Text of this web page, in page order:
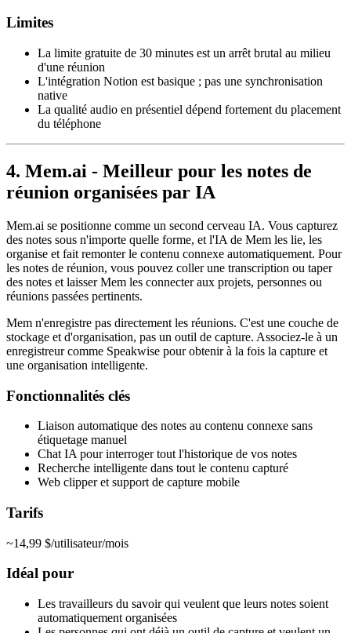
Limites
La limite gratuite de 30 minutes est un arrêt brutal au milieu
d'une réunion
L'intégration Notion est basique ; pas une synchronisation
native
La qualité audio en présentiel dépend fortement du placement
du téléphone
4. Mem.ai - Meilleur pour les notes de
réunion organisées par IA
Mem.ai se positionne comme un second cerveau IA. Vous capturez
des notes sous n'importe quelle forme, et l'IA de Mem les lie, les
organise et fait remonter le contenu connexe automatiquement. Pour
les notes de réunion, vous pouvez coller une transcription ou taper
des notes et laisser Mem les connecter aux projets, personnes ou
réunions passées pertinents.
Mem n'enregistre pas directement les réunions. C'est une couche de
stockage et d'organisation, pas un outil de capture. Associez-le à un
enregistreur comme Speakwise pour obtenir à la fois la capture et
une organisation intelligente.
Fonctionnalités clés
Liaison automatique des notes au contenu connexe sans
étiquetage manuel
Chat IA pour interroger tout l'historique de vos notes
Recherche intelligente dans tout le contenu capturé
Web clipper et support de capture mobile
Tarifs
~14,99 $/utilisateur/mois
Idéal pour
Les travailleurs du savoir qui veulent que leurs notes soient
automatiquement organisées